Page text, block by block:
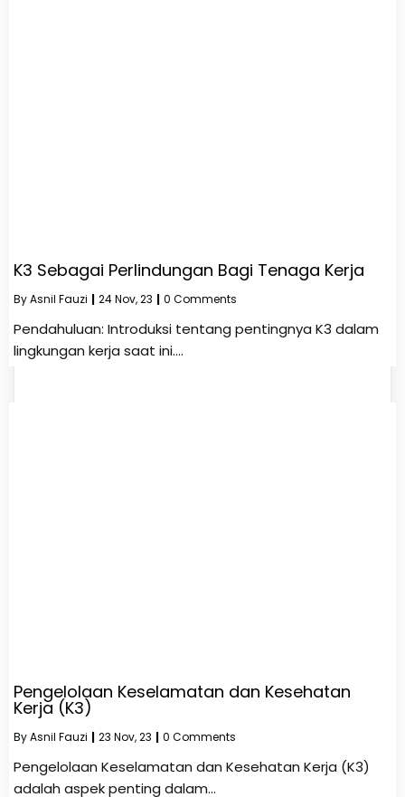
K3 Sebagai Perlindungan Bagi Tenaga Kerja
ByAsnil Fauzi | 24Nov, 23 | 0 Comments
Pendahuluan: Introduksi tentang pentingnya K3 dalam
lingkungan kerja saat ini.…
Pengelolaan Keselamatan dan Kesehatan
Kerja (K3)
ByAsnil Fauzi | 23 Nov, 23 | 0 Comments
Pengelolaan Keselamatan dan Kesehatan Kerja (K3)
adalah aspek penting dalam…